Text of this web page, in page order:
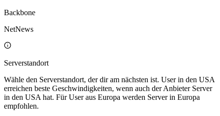
Backbone
NetNews
Serverstandort
Wähle den Serverstandort, der dir am nächsten ist. User in den USA
erreichen beste Geschwindigkeiten, wenn auch der Anbieter Server
in den USA hat. Für User aus Europa werden Server in Europa
empfohlen.